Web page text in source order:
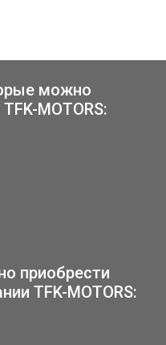
можно
MOTORS:
приобрести
TFK-MOTORS: